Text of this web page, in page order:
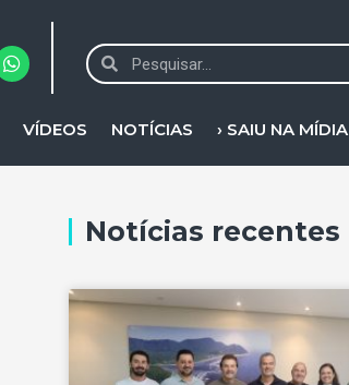
VÍDEOS NOTÍCIAS › SAIU NA MÍDIA
Notícias recentes